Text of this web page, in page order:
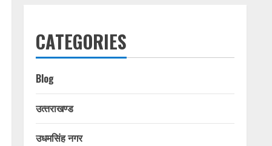
CATEGORIES
Blog
उत्‍तराखण्‍ड
उधमसिंह नगर